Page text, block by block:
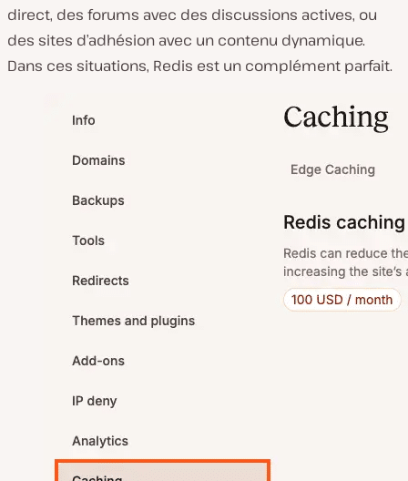
direct, des forums avec des discussions actives, ou
des sites d’adhésion avec un contenu dynamique.
Dans ces situations, Redis est un complément parfait.